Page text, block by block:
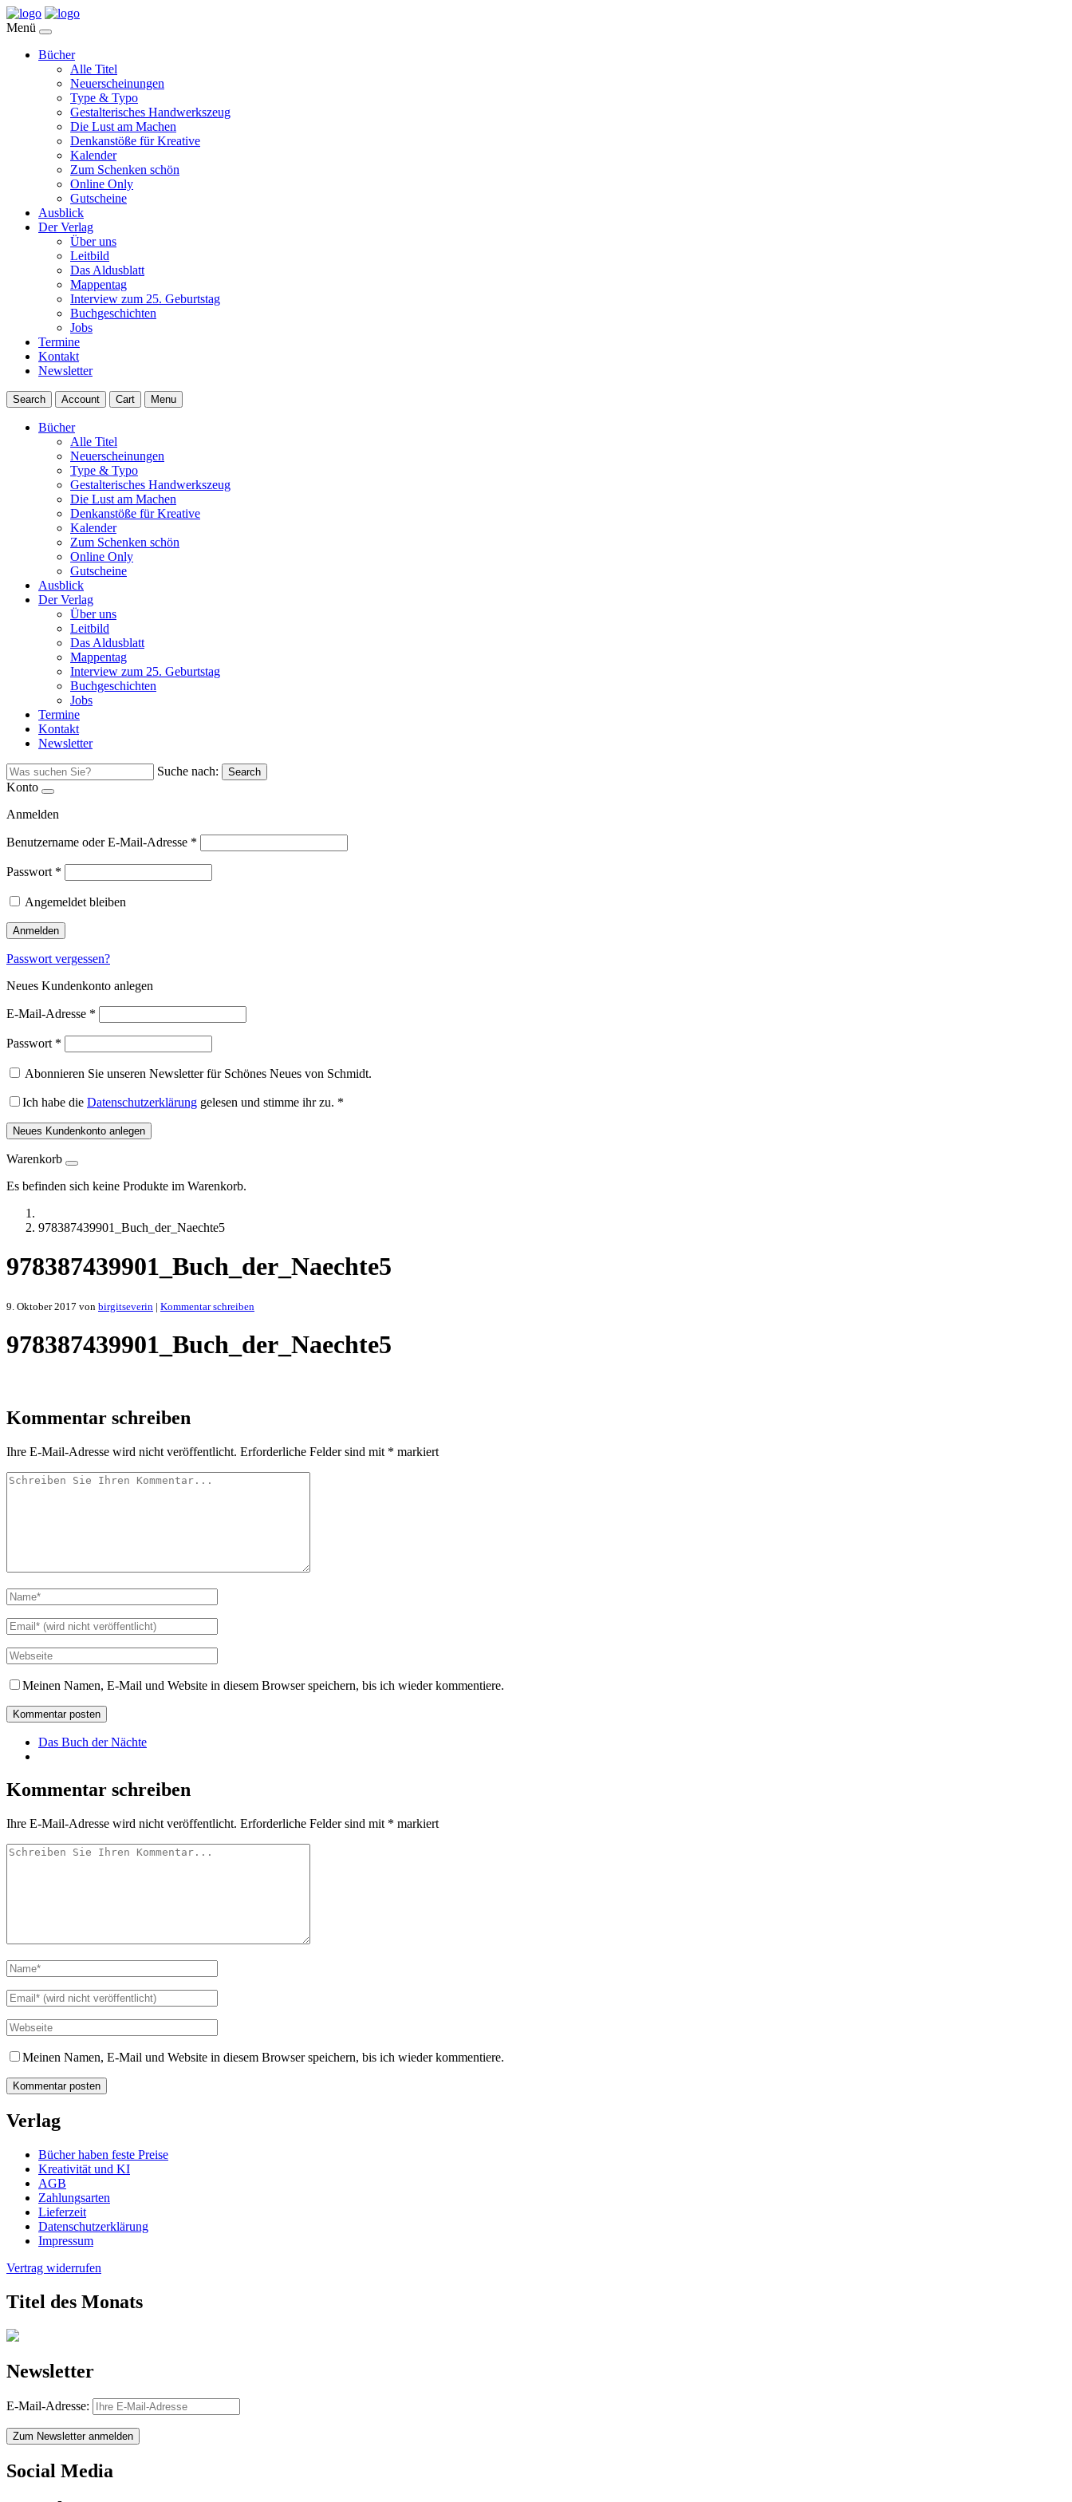
Menü
Bücher
Alle Titel
Neuerscheinungen
Type & Typo
Gestalterisches Handwerkszeug
Die Lust am Machen
Denkanstöße für Kreative
Kalender
Zum Schenken schön
Online Only
Gutscheine
Ausblick
Der Verlag
Über uns
Leitbild
Das Aldusblatt
Mappentag
Interview zum 25. Geburtstag
Buchgeschichten
Jobs
Termine
Kontakt
Newsletter
Search Account Cart Menu
Bücher
Alle Titel
Neuerscheinungen
Type & Typo
Gestalterisches Handwerkszeug
Die Lust am Machen
Denkanstöße für Kreative
Kalender
Zum Schenken schön
Online Only
Gutscheine
Ausblick
Der Verlag
Über uns
Leitbild
Das Aldusblatt
Mappentag
Interview zum 25. Geburtstag
Buchgeschichten
Jobs
Termine
Kontakt
Newsletter
Suche nach: Search
Konto
Anmelden
Benutzername oder E-Mail-Adresse *
Passwort *
Angemeldet bleiben
Anmelden
Passwort vergessen?
Neues Kundenkonto anlegen
E-Mail-Adresse *
Passwort *
Abonnieren Sie unseren Newsletter für Schönes Neues von Schmidt.
Ich habe die Datenschutzerklärung gelesen und stimme ihr zu. *
Neues Kundenkonto anlegen
Warenkorb
Es befinden sich keine Produkte im Warenkorb.
978387439901_Buch_der_Naechte5
978387439901_Buch_der_Naechte5
9. Oktober 2017 von birgitseverin | Kommentar schreiben
978387439901_Buch_der_Naechte5
Kommentar schreiben
Ihre E-Mail-Adresse wird nicht veröffentlicht. Erforderliche Felder sind mit * markiert
Meinen Namen, E-Mail und Website in diesem Browser speichern, bis ich wieder kommentiere.
Das Buch der Nächte
Kommentar schreiben
Ihre E-Mail-Adresse wird nicht veröffentlicht. Erforderliche Felder sind mit * markiert
Meinen Namen, E-Mail und Website in diesem Browser speichern, bis ich wieder kommentiere.
Verlag
Bücher haben feste Preise
Kreativität und KI
AGB
Zahlungsarten
Lieferzeit
Datenschutzerklärung
Impressum
Vertrag widerrufen
Titel des Monats
Newsletter
E-Mail-Adresse:
Zum Newsletter anmelden
Social Media